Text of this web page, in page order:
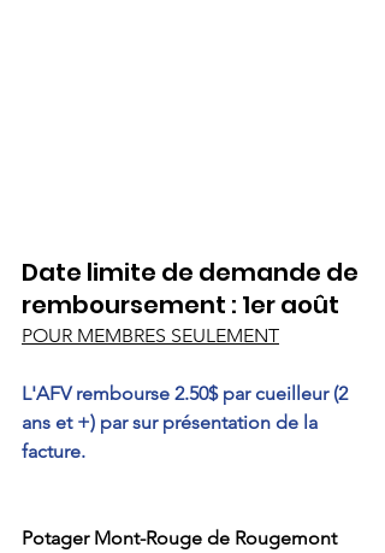
Date limite de demande de
remboursement : 1er août
POUR MEMBRES SEULEMENT
L'AFV rembourse 2.50$ par cueilleur (2
ans et +) par sur présentation de la
facture.
Potager Mont-Rouge de Rougemont